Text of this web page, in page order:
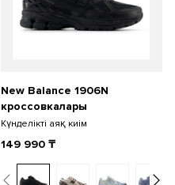
New Balance 1906N
кроссовкалары
Күнделікті аяқ киім
149 990 ₸